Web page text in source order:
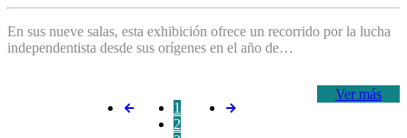
En sus nueve salas, esta exhibición ofrece un recorrido por la lucha
independentista desde sus orígenes en el año de…
Ver más
1
2